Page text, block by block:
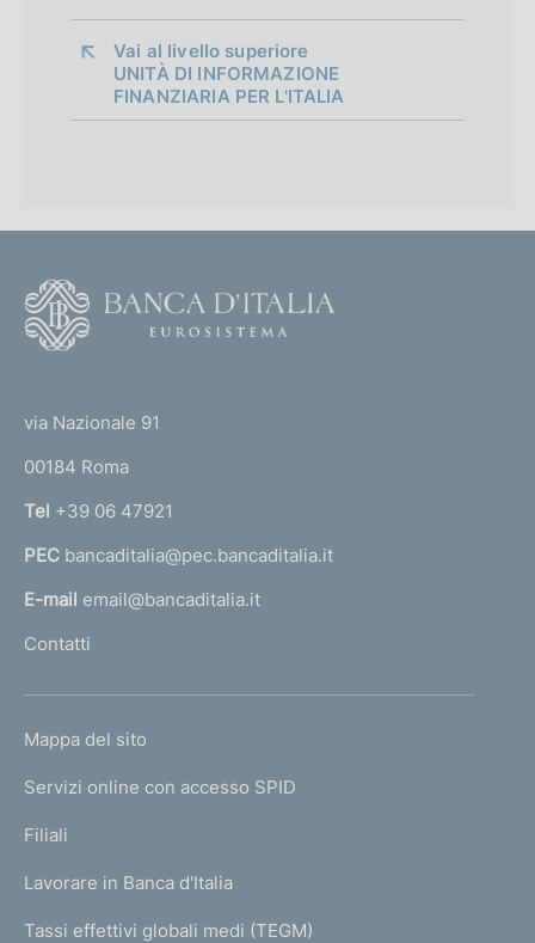
Vai al livello superiore
UNITÀ DI INFORMAZIONE
FINANZIARIA PER L'ITALIA
r
n
a
l
'
m
e
a
g
via Nazionale 91
00184 Roma
Tel +39 06 47921
PEC bancaditalia@pec.bancaditalia.it
E-mail email@bancaditalia.it
Contatti
L
N
K
T
I
Mappa del sito
Servizi online con accesso SPID
Filiali
Lavorare in Banca d'Italia
Tassi effettivi globali medi (TEGM)